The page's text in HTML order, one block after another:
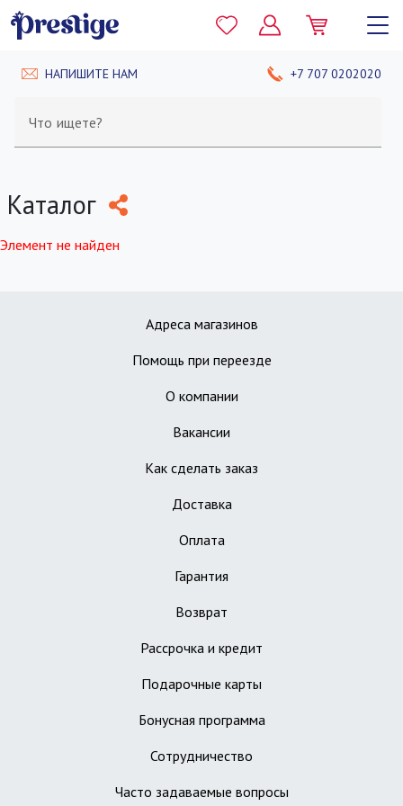
НАПИШИТЕ НАМ +7 707 0202020
Что ищете?
Каталог
Элемент не найден
Адреса магазинов
Помощь при переезде
О компании
Вакансии
Как сделать заказ
Доставка
Оплата
Гарантия
Возврат
Рассрочка и кредит
Подарочные карты
Бонусная программа
Сотрудничество
Часто задаваемые вопросы